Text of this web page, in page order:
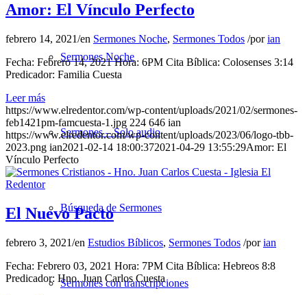
Sermones Noche
Sermones – Solo audio
Búsqueda de Sermones
Sermones con transcripciones
Amor: El Vínculo Perfecto
febrero 14, 2021/en Sermones Noche, Sermones Todos /porian
Fecha: Febrero 14, 2021 Hora: 6PM Cita Bíblica: Colosenses 3:14​
Predicador: Familia Cuesta
Leer más
https://www.elredentor.com/wp-content/uploads/2021/02/sermones-
feb1421pm-famcuesta-1.jpg 224 646 ian
https://www.elredentor.com/wp-content/uploads/2023/06/logo-tbb-
2023.png ian2021-02-14 18:00:372021-04-29 13:55:29Amor: El
Vínculo Perfecto
El Nuevo Pacto
febrero 3, 2021/en Estudios Bíblicos, Sermones Todos /porian
Fecha: Febrero 03, 2021 Hora: 7PM Cita Bíblica: Hebreos 8:8
Predicador: Hno. Juan Carlos Cuesta